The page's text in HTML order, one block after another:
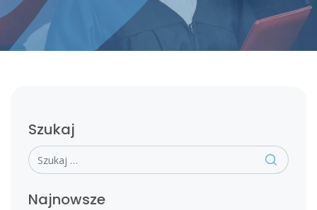
Szukaj
Szukaj
Najnowsze